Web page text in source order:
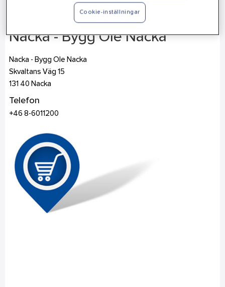
Nacka - Bygg Ole Nacka
Nacka - Bygg Ole Nacka
Skvaltans Väg 15
131 40 Nacka
Telefon
+46 8-6011200
Cookie-inställningar